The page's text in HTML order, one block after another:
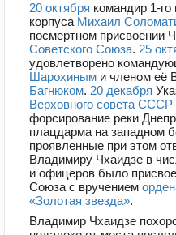
20 октября командир 1-го
корпуса Михаил
посмертном присвоении
Советского Союза. 25
удовлетворено
Шарохиным и членом её
Багнюком. 20 декабря
Верховного совета СССР
форсирование реки
плацдарма на западном
проявленные при этом
Владимиру Чхаидзе в
и офицеров было
Союза с вручением
«Золотая звезда».
Владимир Чхаидзе